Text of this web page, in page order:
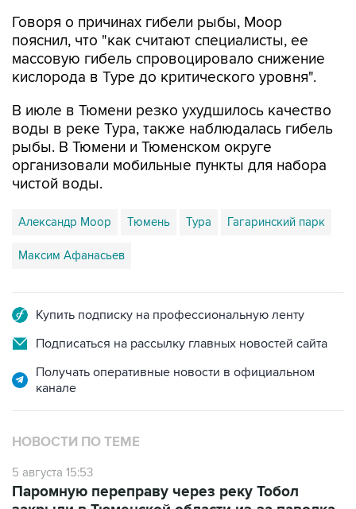
Говоря о причинах гибели рыбы, Моор
пояснил, что "как считают специалисты, ее
массовую гибель спровоцировало снижение
кислорода в Туре до критического уровня".
В июле в Тюмени резко ухудшилось качество
воды в реке Тура, также наблюдалась гибель
рыбы. В Тюмени и Тюменском округе
организовали мобильные пункты для набора
чистой воды.
Александр Моор Тюмень Тура Гагаринский парк
Максим Афанасьев
Купить подписку на профессиональную ленту
Подписаться на рассылку главных новостей сайта
Получать оперативные новости в официальном
канале
НОВОСТИ ПО ТЕМЕ
5 августа 15:53
Паромную переправу через реку Тобол